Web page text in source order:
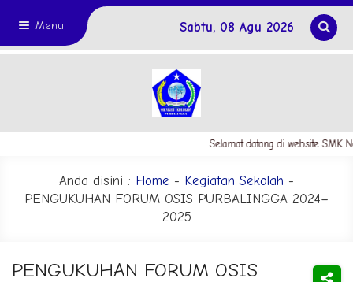
Menu Sabtu, 08 Agu 2026
Selamat datang di website SMK
Anda disini : Home - Kegiatan Sekolah -
PENGUKUHAN FORUM OSIS PURBALINGGA 2024–
2025
PENGUKUHAN FORUM OSIS